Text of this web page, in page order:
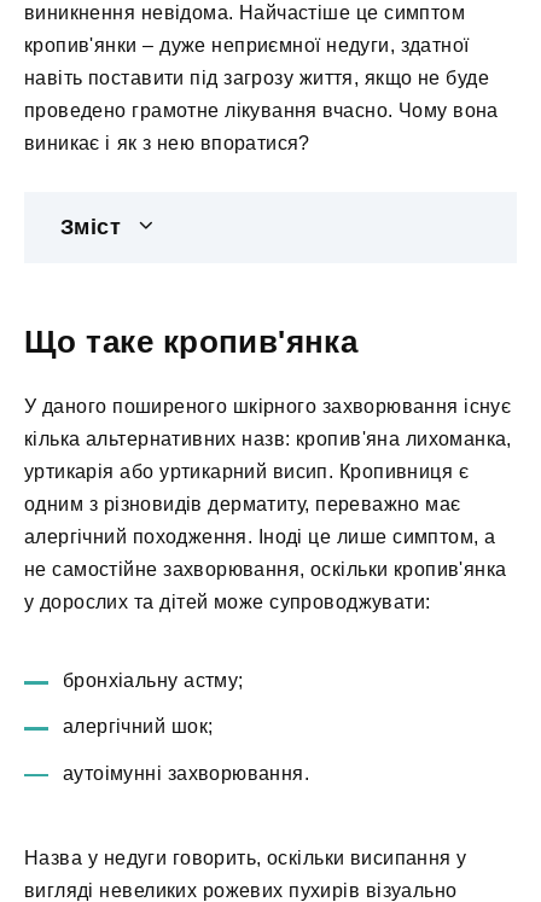
виникнення невідома. Найчастіше це симптом
кропив'янки – дуже неприємної недуги, здатної
навіть поставити під загрозу життя, якщо не буде
проведено грамотне лікування вчасно. Чому вона
виникає і як з нею впоратися?
Зміст
Що таке кропив'янка
У даного поширеного шкірного захворювання існує
кілька альтернативних назв: кропив'яна лихоманка,
уртикарія або уртикарний висип. Кропивниця є
одним з різновидів дерматиту, переважно має
алергічний походження. Іноді це лише симптом, а
не самостійне захворювання, оскільки кропив'янка
у дорослих та дітей може супроводжувати:
бронхіальну астму;
алергічний шок;
аутоімунні захворювання.
Назва у недуги говорить, оскільки висипання у
вигляді невеликих рожевих пухирів візуально